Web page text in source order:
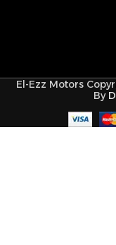
El-Ezz Motors
By